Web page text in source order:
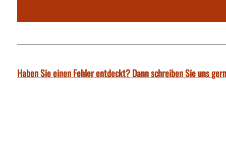
Haben Sie einen Fehler entdeckt? Dann schreiben Sie uns